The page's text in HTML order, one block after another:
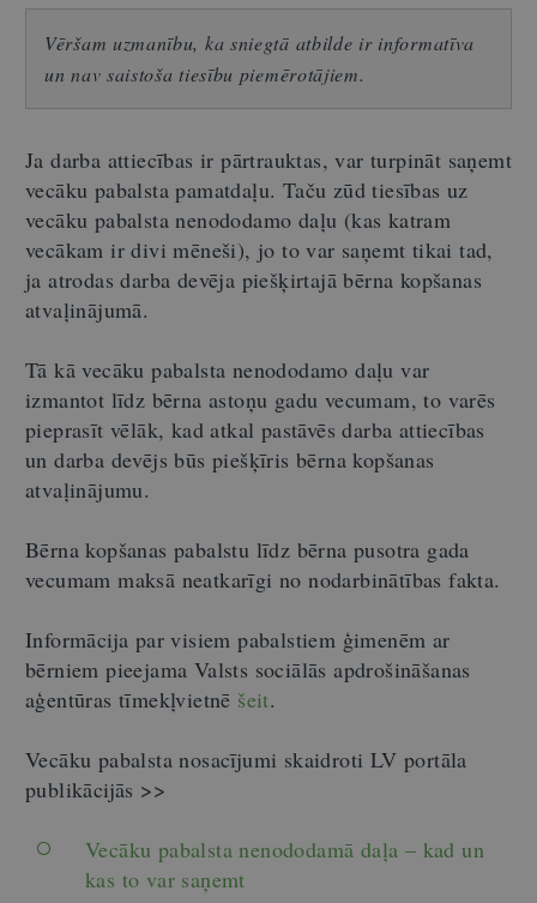
Vēršam uzmanību, ka sniegtā atbilde ir informatīva
un nav saistoša tiesību piemērotājiem.
Ja darba attiecības ir pārtrauktas, var turpināt saņemt
vecāku pabalsta pamatdaļu. Taču zūd tiesības uz
vecāku pabalsta nenododamo daļu (kas katram
vecākam ir divi mēneši), jo to var saņemt tikai tad,
ja atrodas darba devēja piešķirtajā bērna kopšanas
atvaļinājumā.
Tā kā vecāku pabalsta nenododamo daļu var
izmantot līdz bērna astoņu gadu vecumam, to varēs
pieprasīt vēlāk, kad atkal pastāvēs darba attiecības
un darba devējs būs piešķīris bērna kopšanas
atvaļinājumu.
Bērna kopšanas pabalstu līdz bērna pusotra gada
vecumam maksā neatkarīgi no nodarbinātības fakta.
Informācija par visiem pabalstiem ģimenēm ar
bērniem pieejama Valsts sociālās apdrošināšanas
aģentūras tīmekļvietnē šeit.
Vecāku pabalsta nosacījumi skaidroti LV portāla
publikācijās >>
Vecāku pabalsta nenododamā daļa – kad un
kas to var saņemt